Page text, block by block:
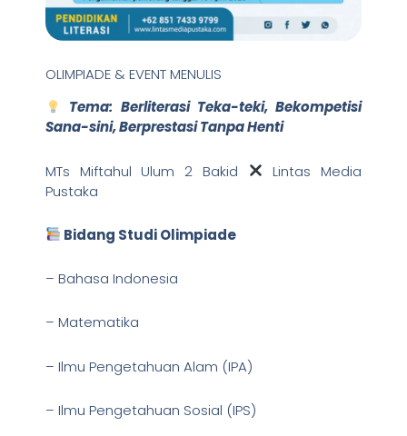
OLIMPIADE & EVENT MENULIS
Tema: Berliterasi Teka-teki, Bekompetisi
Sana-sini, Berprestasi Tanpa Henti
MTs Miftahul Ulum 2 Bakid
Lintas Media
Pustaka
Bidang Studi Olimpiade
– Bahasa Indonesia
– Matematika
– Ilmu Pengetahuan Alam (IPA)
– Ilmu Pengetahuan Sosial (IPS)